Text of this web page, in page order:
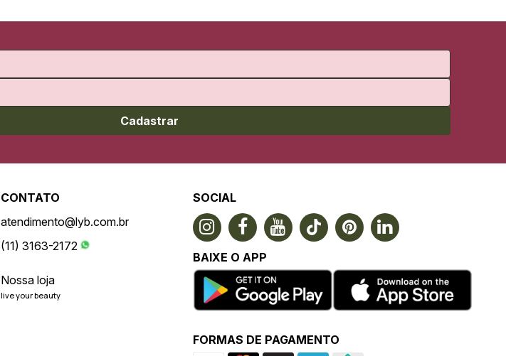
Cadastrar
CONTATO
atendimento@lyb.com.br
(11) 3163-2172
Nossa loja
live your beauty
SOCIAL
BAIXE O APP
FORMAS DE PAGAMENTO